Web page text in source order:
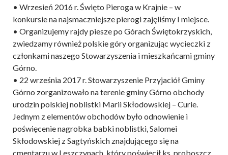
• Wrzesień 2016 r. Święto Pieroga w Krajnie – w
konkursie na najsmaczniejsze pierogi zajęliśmy I miejsce.
• Organizujemy rajdy piesze po Górach Świętokrzyskich,
zwiedzamy również polskie góry organizując wycieczki z
członkami naszego Stowarzyszenia i mieszkańcami gminy
Górno.
• 22 września 2017 r. Stowarzyszenie Przyjaciół Gminy
Górno zorganizowało na terenie gminy Górno obchody
urodzin polskiej noblistki Marii Skłodowskiej – Curie.
Jednym z elementów obchodów było odnowienie i
poświęcenie nagrobka babki noblistki, Salomei
Skłodowskiej z Sagtyńskich znajdującego się na
cmentarzu w Leszczynach, który poświęcił ks. proboszcz